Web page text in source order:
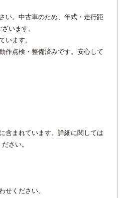
い。中古車のため、年式・走行距
います。
います。
作点検・整備済みです。安心して
含まれています。詳細に関しては
さい。
せください。